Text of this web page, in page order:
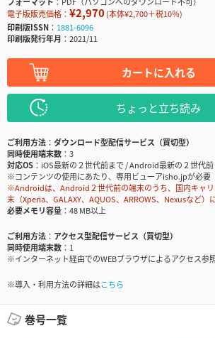
電子版販売価格： ¥2,970(本体¥2,700＋税10％)
印刷版ISSN
1881-6096
印刷版発行年月
2021/11
カートに入れる
ちょっと立ち読み
ご利用方法
ダウンロード型配信サービス（買切型）
同時使用端末数
3
対応OS
iOS最新の２世代前まで / Android最新の２世代前
※コンテンツの使用にあたり、専用ビューアisho.jpが必要
※Androidは、Android２世代前の端末のうち、国内キャ
末（Xperia、GALAXY、AQUOS、ARROWS、Nexusなど）
必要メモリ容量
48 MB以上
ご利用方法
アクセス型配信サービス（買切型）
同時使用端末数
1
※インターネット経由でのWEBブラウザによるアクセス参
※導入・利用方法の詳細はこちら
巻号一覧